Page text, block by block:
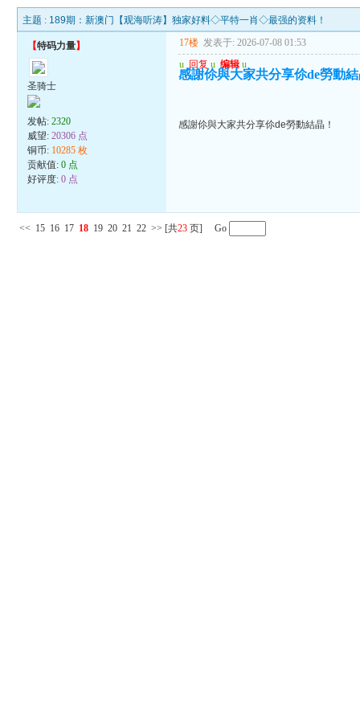
主题 : 189期：新澳门【观海听涛】独家好料◇平特一肖◇最强的资料！
【特码力量】
圣骑士
发帖:2320
威望:20306 点
铜币: 10285 枚
贡献值:0 点
好评度:0 点
17楼 发表于: 2026-07-08 01:53
u 回复 u 编辑 u
感謝伱與大家共分享伱de勞動
感謝伱與大家共分享伱de勞動結晶！
<< 15 16 17 18 19 20 21 22 >> [共23 页] Go